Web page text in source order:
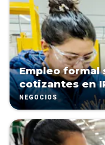
Empleo formal
cotizantes en
NEGOCIOS